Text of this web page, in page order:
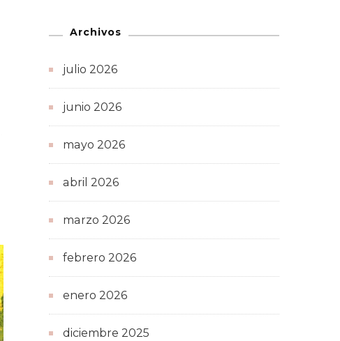
Archivos
julio 2026
junio 2026
mayo 2026
abril 2026
marzo 2026
febrero 2026
enero 2026
diciembre 2025